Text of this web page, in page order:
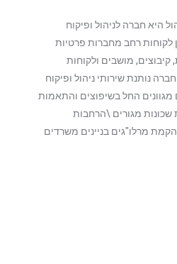
היא חברה לניהול ופיקוח
רחב מחברות פרטיות
קיבוצים, מושבים ולקוחות
נותנת שירותי ניהול ופיקוח
מגוונים החל בשיפוצים והתאמות
שכונות מגורים \הרחבות
מרלו"גים בניינים משרדים